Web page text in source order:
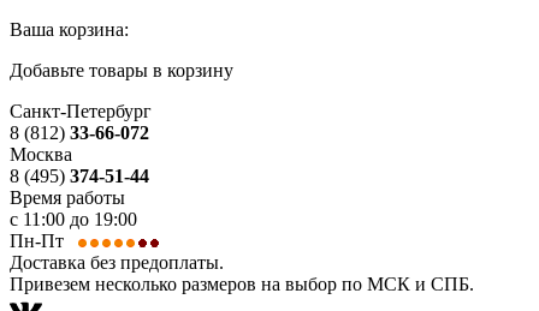
Ваша корзина:
Добавьте товары в корзину
Санкт-Петербург
8 (812) 33-66-072
Москва
8 (495) 374-51-44
Время работы
с 11:00 до 19:00
Пн-Пт
Доставка без предоплаты.
Привезем несколько размеров на выбор по МСК и СПБ.